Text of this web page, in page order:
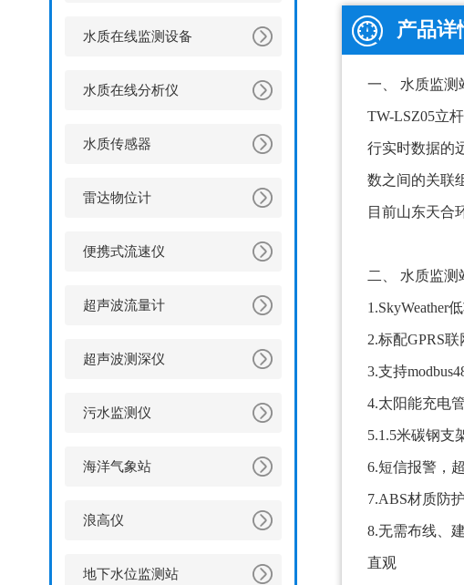
水质在线监测设备
水质在线分析仪
水质传感器
雷达物位计
便携式流速仪
超声波流量计
超声波测深仪
污水监测仪
海洋气象站
浪高仪
地下水位监测站
产品详
一、 水质监测
TW-LSZ05立
行实时数据的
数之间的关联
目前山东天合
二、 水质监测
1.SkyWeather
2.标配GPRS
3.支持
4.太阳能充电
5.1.5米碳钢支
6.短信报警，
7.ABS材质防
8.无需布线、
直观